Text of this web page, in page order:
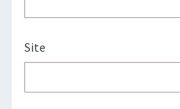
Site